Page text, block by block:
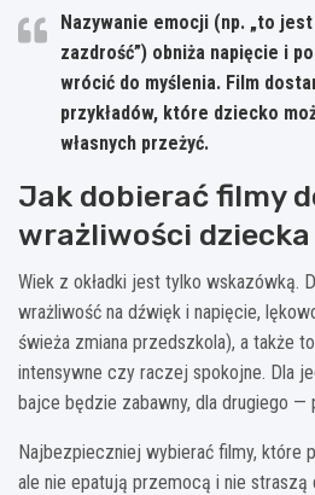
Nazywanie emocji (np. „to
zazdrość”) obniża napięcie i
wrócić do myślenia. Film
przykładów, które dziecko
własnych przeżyć.
Jak dobierać filmy
wrażliwości dziecka
Wiek z okładki jest tylko wskazówką.
wrażliwość na dźwięk i napięcie,
świeża zmiana przedszkola), a także
intensywne czy raczej spokojne. Dla
bajce będzie zabawny, dla drugiego —
Najbezpieczniej wybierać filmy, które
ale nie epatują przemocą i nie straszą